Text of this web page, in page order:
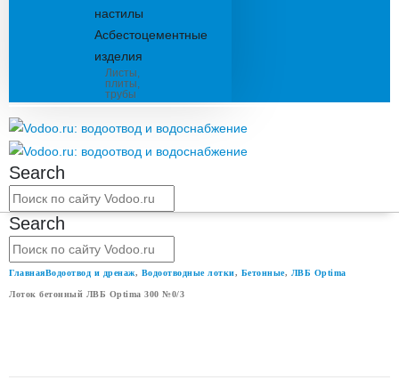
настилы
Асбестоцементные
изделия
Листы,
плиты,
трубы
Search
Search
ГлавнаяВодоотвод и дренаж, Водоотводные лотки, Бетонные, ЛВБ Optima
Лоток бетонный ЛВБ Optima 300 №0/3